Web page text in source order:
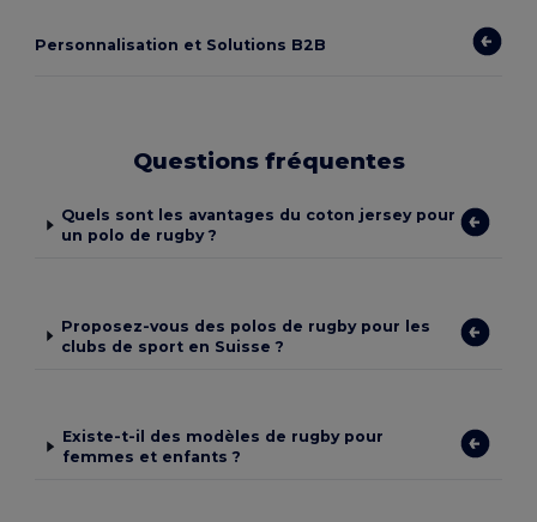
Personnalisation et Solutions B2B
Questions fréquentes
Quels sont les avantages du coton jersey pour
un polo de rugby ?
Proposez-vous des polos de rugby pour les
clubs de sport en Suisse ?
Existe-t-il des modèles de rugby pour
femmes et enfants ?